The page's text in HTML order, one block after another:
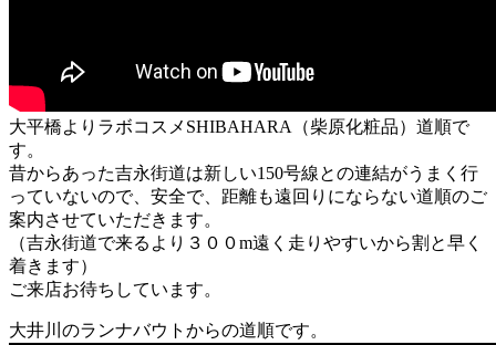
大平橋よりラボコスメSHIBAHARA（柴原化粧品）道順で
す。
昔からあった吉永街道は新しい150号線との連結がうまく行
っていないので、安全で、距離も遠回りにならない道順のご
案内させていただきます。
（吉永街道で来るより３００m遠く走りやすいから割と早く
着きます）
ご来店お待ちしています。
大井川のランナバウトからの道順です。